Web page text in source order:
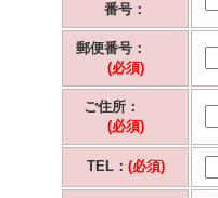
番号：
郵便番号：
(必須)
ご住所：
(必須)
TEL： (必須)